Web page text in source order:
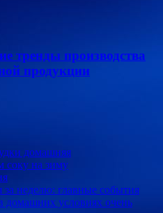
тренды производства
продукции
домашняя
соку на зиму
за неделю: главные события
домашних условиях очень